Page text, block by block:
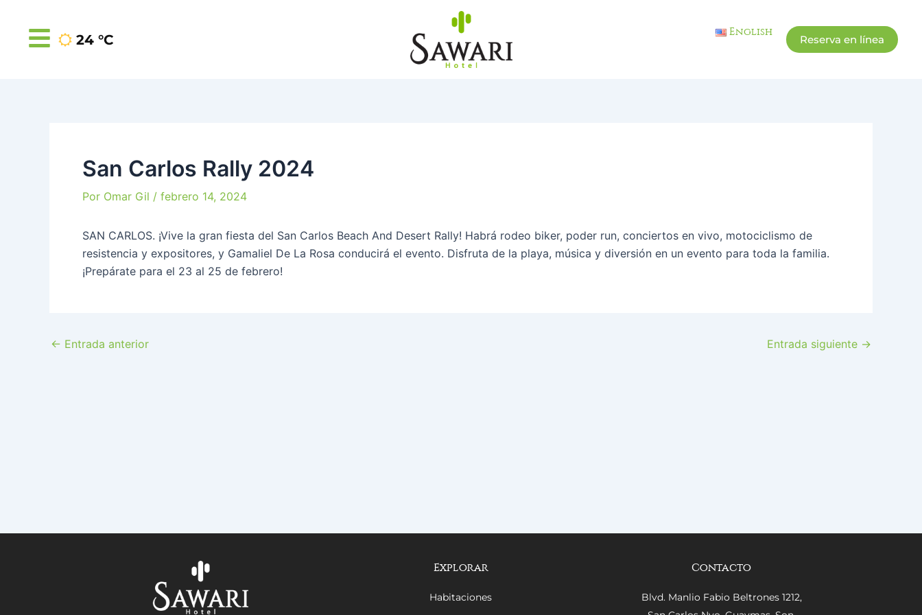
contenido
24 °C English
Reserva en línea
San Carlos Rally 2024
Por Omar Gil / febrero 14, 2024
SAN CARLOS. ¡Vive la gran fiesta del San Carlos Beach And Desert Rally! Habrá rodeo biker, poder run, conciertos en vivo, motociclismo de
resistencia y expositores, y Gamaliel De La Rosa conducirá el evento. Disfruta de la playa, música y diversión en un evento para toda la familia.
¡Prepárate para el 23 al 25 de febrero!
de
entradas
← Entrada anterior Entrada siguiente →
Explorar
Habitaciones
Contacto
Blvd. Manlio Fabio Beltrones 1212,